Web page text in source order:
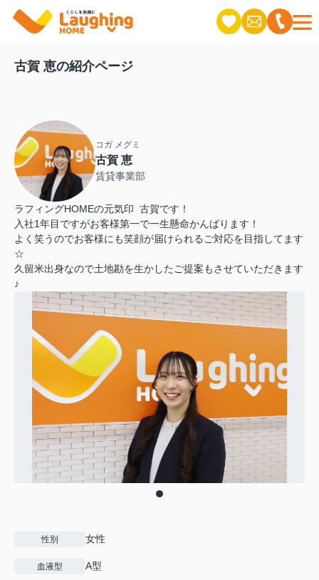
古賀 恵の紹介ページ
コガ メグミ
古賀 恵
賃貸事業部
ラフィングHOMEの元気印 古賀です！
入社1年目ですがお客様第一で一生懸命かんばります！
よく笑うのでお客様にも笑顔が届けられるご対応を目指してます
☆
久留米出身なので土地勘を生かしたご提案もさせていただきます
♪
性別 女性
血液型 A型